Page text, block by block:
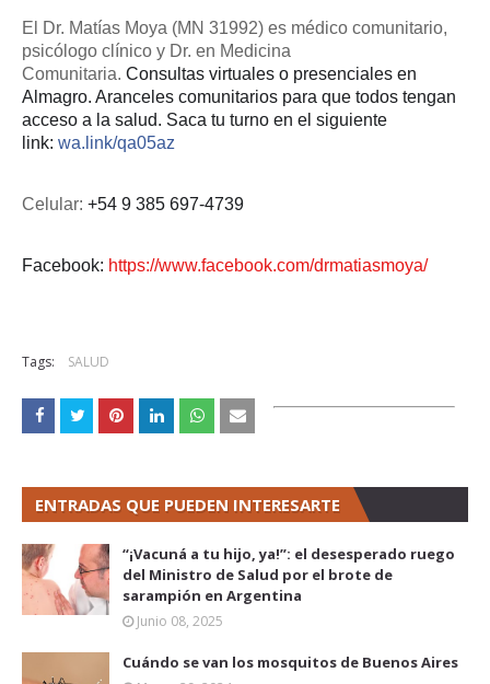
El Dr. Matías Moya (MN 31992) es médico comunitario,
psicólogo clínico y Dr. en Medicina
Comunitaria. Consultas virtuales o presenciales en
Almagro. Aranceles comunitarios para que todos tengan
acceso a la salud. Saca tu turno en el siguiente
link: wa.link/qa05az
Celular: +54 9 385 697-4739
Facebook: https://www.facebook.com/drmatiasmoya/
Tags: SALUD
ENTRADAS QUE PUEDEN INTERESARTE
“¡Vacuná a tu hijo, ya!”: el desesperado ruego
del Ministro de Salud por el brote de
sarampión en Argentina
Junio 08, 2025
Cuándo se van los mosquitos de Buenos Aires